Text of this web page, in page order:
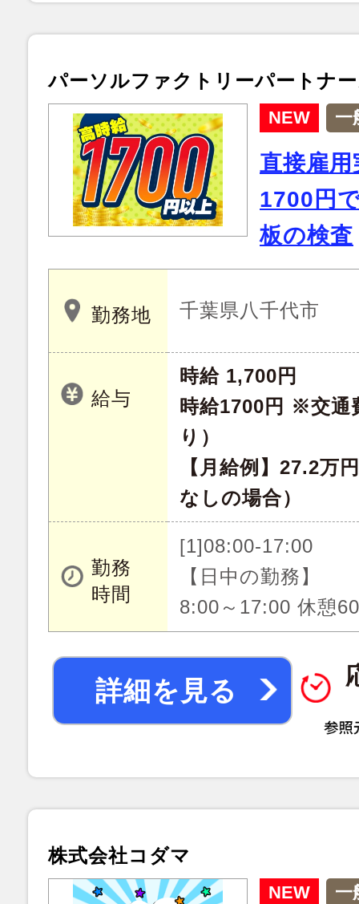
パーソルファクトリーパートナ
NEW 一
直接雇
1700円
板の検査
勤務地 千葉県八千代市
給与
時給 1,700円
時給1700円 ※交通
り）
【月給例】27.2万
なしの場合）
勤務
時間
[1]08:00-17:00
【日中の勤務】
8:00～17:00 休憩
詳細を見る
株式会社コダマ
NEW 一